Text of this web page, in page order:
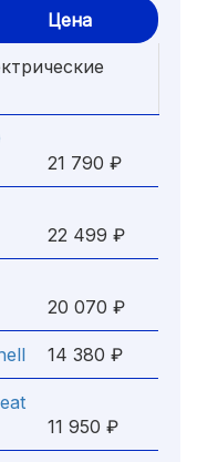
Цена
21 790 ₽
22 499 ₽
20 070 ₽
14 380 ₽
11 950 ₽